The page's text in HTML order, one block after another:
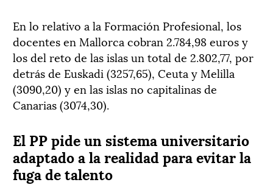
En lo relativo a la Formación Profesional, los
docentes en Mallorca cobran 2.784,98 euros y
los del reto de las islas un total de 2.802,77, por
detrás de Euskadi (3257,65), Ceuta y Melilla
(3090,20) y en las islas no capitalinas de
Canarias (3074,30).
El PP pide un sistema universitario
adaptado a la realidad para evitar la
fuga de talento